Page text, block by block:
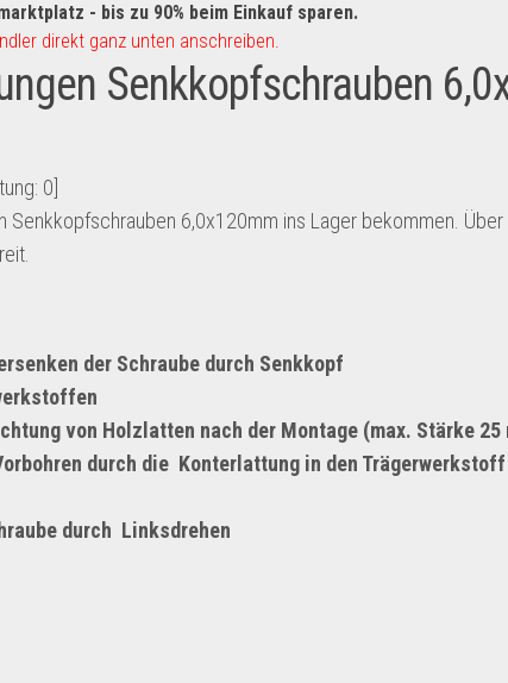
- bis zu 90% beim Einkauf sparen.
direkt ganz unten anschreiben.
Senkkopfschrauben
0
Senkkopfschrauben 6,0x120mm ins Lager bekommen.
der Schraube durch Senkkopf
von Holzlatten nach der Montage (max. Stärke 25
durch die Konterlattung in den Trägerwerkstoff
durch Linksdrehen